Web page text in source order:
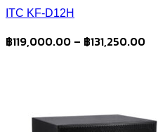
ITC KF-D12H
฿119,000.00 – ฿131,250.00Price